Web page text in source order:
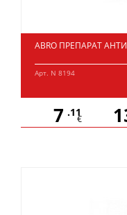
ABRO ПРЕПАРАТ
Арт. N 8194
7 .11
€